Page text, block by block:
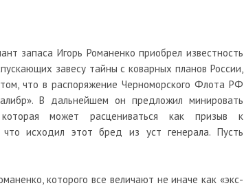
запаса Игорь Романенко приобрел известность
завесу тайны с коварных планов России,
что в распоряжение Черноморского Флота РФ
В дальнейшем он предложил минировать
может расцениваться как призыв к
что исходил этот бред из уст генерала. Пусть
которого все величают не иначе как «экс-